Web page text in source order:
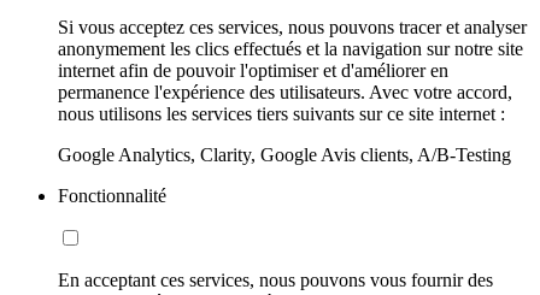
Si vous acceptez ces services, nous pouvons tracer et analyser
anonymement les clics effectués et la navigation sur notre site
internet afin de pouvoir l'optimiser et d'améliorer en
permanence l'expérience des utilisateurs. Avec votre accord,
nous utilisons les services tiers suivants sur ce site internet :
Google Analytics, Clarity, Google Avis clients, A/B-Testing
Fonctionnalité
En acceptant ces services, nous pouvons vous fournir des